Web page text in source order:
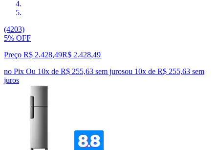
(4203)
5% OFF
Preço R$ 2.428,49R$ 2.428,49
no Pix Ou 10x de R$ 255,63 sem jurosou 10x de R$ 255,63 sem
juros